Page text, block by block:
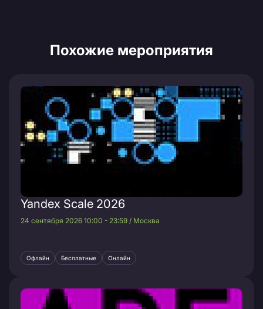
Похожие мероприятия
Yandex Scale 2026
24 сентября 2026 10:00 - 23:59 / Москва
Офлайн Бесплатные Онлайн